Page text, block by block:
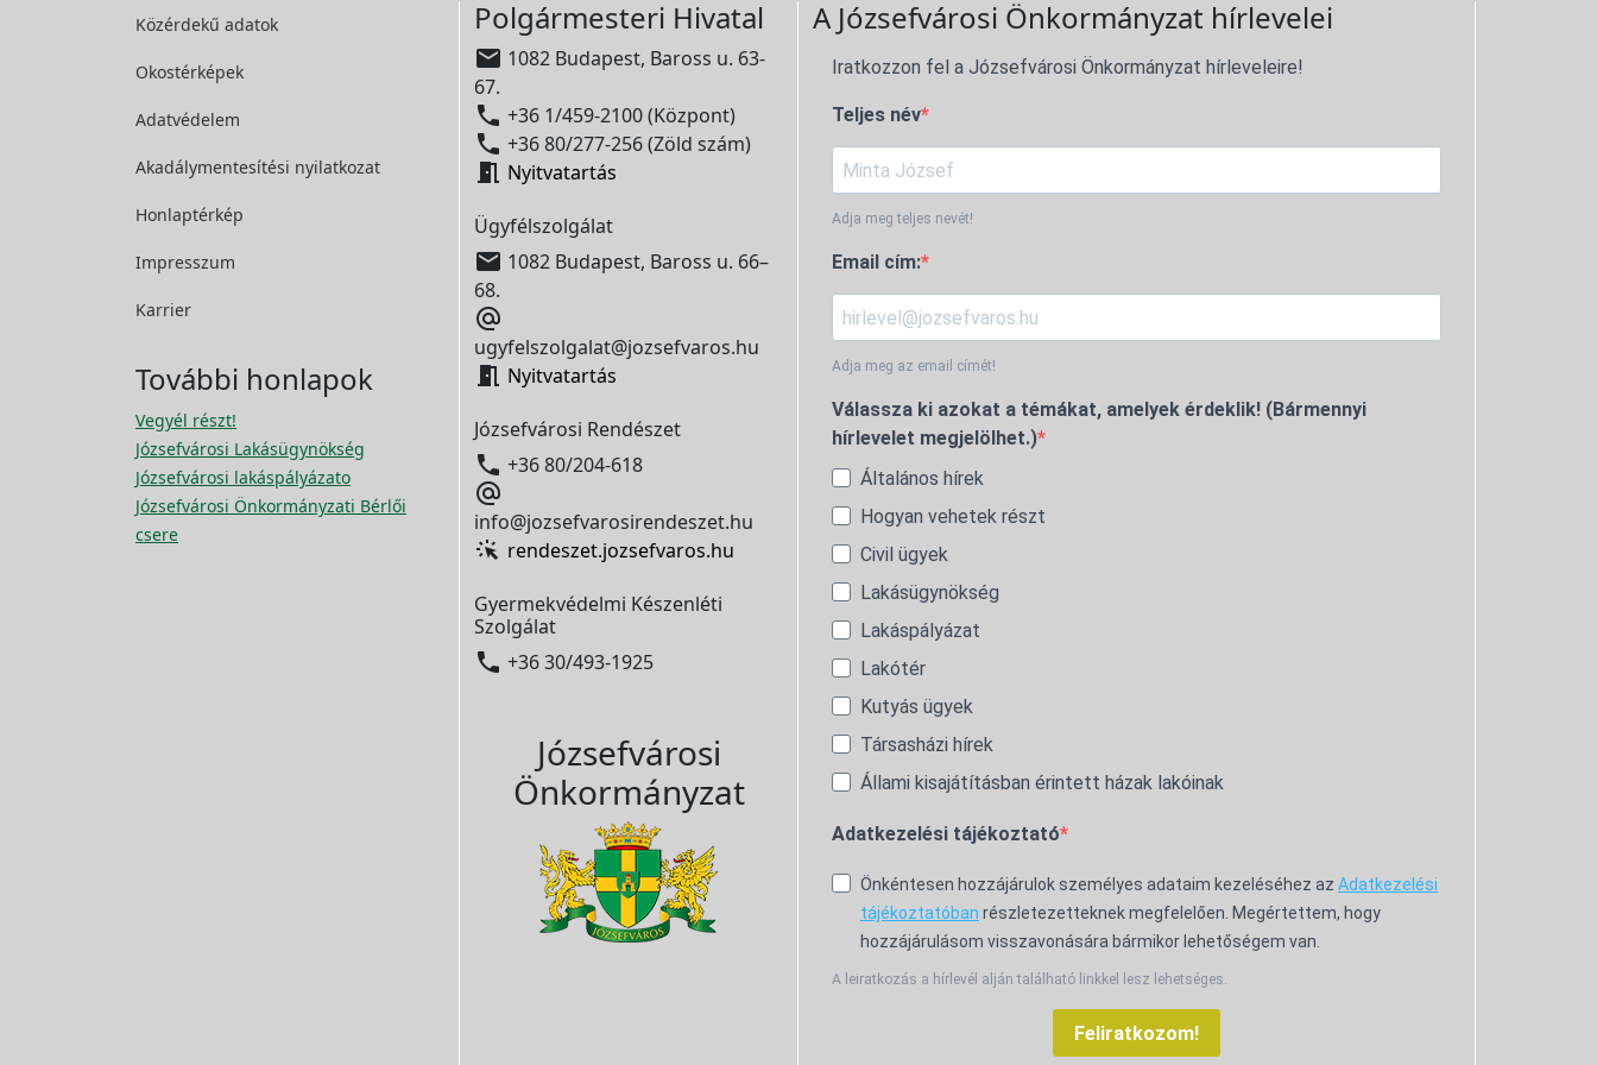
Közérdekű adatok
Okostérképek
Adatvédelem
Akadálymentesítési nyilatkozat
Honlaptérkép
Impresszum
Karrier
További honlapok
Vegyél részt!
Józsefvárosi Lakásügynökség
Józsefvárosi lakáspályázato
Józsefvárosi Önkormányzati Bérlői
csere
Polgármesteri Hivatal
 1082 Budapest, Baross u. 63-
67.
 +36 1/459-2100 (Központ)
 +36 80/277-256 (Zöld szám)
 Nyitvatartás
Ügyfélszolgálat
 1082 Budapest, Baross u. 66–
68.

ugyfelszolgalat@jozsefvaros.hu
 Nyitvatartás
Józsefvárosi Rendészet
 +36 80/204-618

info@jozsefvarosirendeszet.hu
rendeszet.jozsefvaros.hu
Gyermekvédelmi Készenléti
Szolgálat
 +36 30/493-1925
Józsefvárosi
Önkormányzat
A Józsefvárosi Önkormányzat hírlevelei
Iratkozzon fel a Józsefvárosi Önkormányzat hírleveleire!
Teljes név
Adja meg teljes nevét!
Email cím:
Adja meg az email címét!
Válassza ki azokat a témákat, amelyek érdeklik! (Bármennyi
hírlevelet megjelölhet.)
Általános hírek
Hogyan vehetek részt
Civil ügyek
Lakásügynökség
Lakáspályázat
Lakótér
Kutyás ügyek
Társasházi hírek
Állami kisajátításban érintett házak lakóinak
Adatkezelési tájékoztató
Önkéntesen hozzájárulok személyes adataim kezeléséhez az Adatkezelési
tájékoztatóban részletezetteknek megfelelően. Megértettem, hogy
hozzájárulásom visszavonására bármikor lehetőségem van.
A leiratkozás a hírlevél alján található linkkel lesz lehetséges.
Feliratkozom!